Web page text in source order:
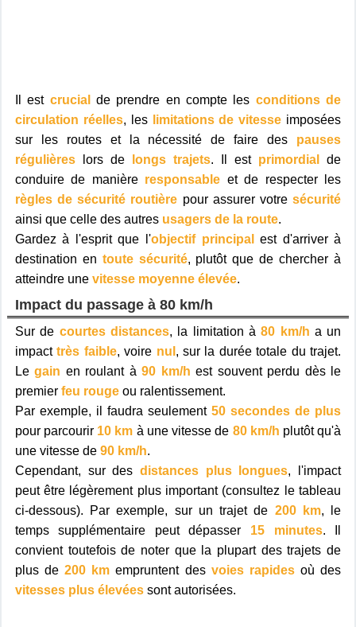
Il est crucial de prendre en compte les conditions de
circulation réelles, les limitations de vitesse imposées
sur les routes et la nécessité de faire des pauses
régulièreslors de longs trajets. Il est primordial
de
conduire de manière responsable et de respecter les
règles de sécurité routière pour assurer votresécurité
ainsi que celle des autres usagers de la route.
Gardez à l'esprit que l'objectif principal
est d'arriver à
destination en toute sécurité, plutôt que de chercher à
atteindre une vitesse moyenne élevée.
Impact du passage à 80 km/h
Sur de courtes distances, la limitation à80 km/h a un
impacttrès faible, voire nul , sur la durée totale du trajet.
Legain en roulant à90 km/h est souvent perdu dès le
premier feu rougeou ralentissement.
Par exemple, il faudra seulement50 secondes de plus
pour parcourir 10 km à une vitesse de 80 km/h plutôt qu'à
une vitesse de 90 km/h.
Cependant, sur des distances plus longues, l'impact
peut être légèrement plus important (consultez le tableau
ci-dessous). Par exemple, sur un trajet de 200 km, le
temps supplémentaire peut dépasser 15 minutes. Il
convient toutefois de noter que la plupart des trajets de
plus de200 km empruntent des voies rapidesoù des
vitesses plus élevéessont autorisées.